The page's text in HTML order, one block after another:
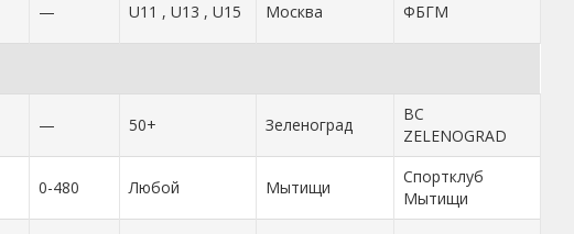
— U11 , U13 , U15 Москва ФБГМ
— 50+ Зеленоград
BC
ZELENOGRAD
0-480 Любой Мытищи
Спортклуб
Мытищи